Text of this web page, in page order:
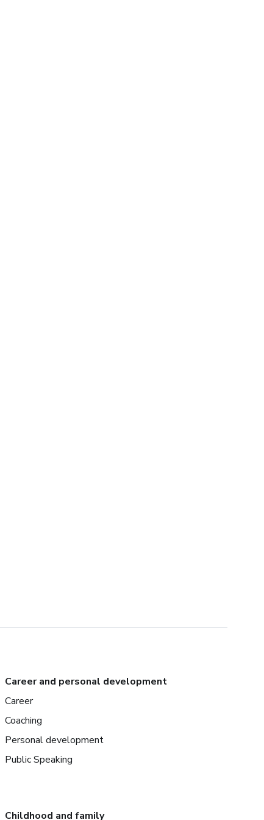
Career and personal development
Career
Coaching
Personal development
Public Speaking
Childhood and family